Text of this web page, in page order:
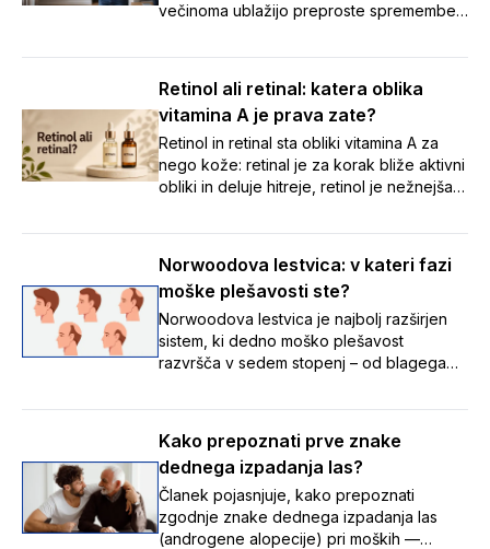
večinoma ublažijo preproste spremembe
pa je varneje čim prej k zdravniku kot
Retinol ali retinal: katera oblika
vitamina A je prava zate?
Retinol in retinal sta obliki vitamina A za
nego kože: retinal je za korak bliže aktivni
obliki in deluje hitreje, retinol je nežnejša
prava za vašo kožo.
Norwoodova lestvica: v kateri fazi
moške plešavosti ste?
Norwoodova lestvica je najbolj razširjen
sistem, ki dedno moško plešavost
razvršča v sedem stopenj – od blagega
redčenja las – ter tako pomaga
nekdo nahaja, in spremljati spremembe
skozi čas.
Kako prepoznati prve znake
dednega izpadanja las?
Članek pojasnjuje, kako prepoznati
zgodnje znake dednega izpadanja las
(androgene alopecije) pri moških —